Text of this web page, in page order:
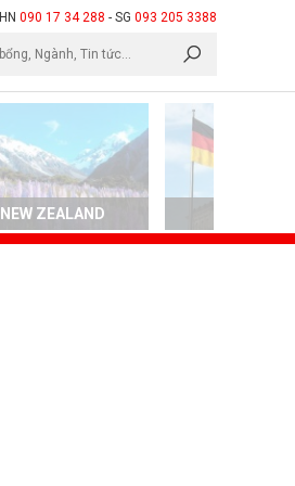
HN 090 17 34 288 - SG 093 205 3388
NEW ZEALAND